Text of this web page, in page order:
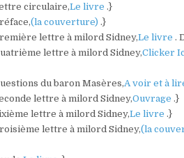
circulaire,Le livre .}
(la couverture) .}
lettre à milord Sidney,Le livre .
lettre à milord Sidney,Clicker
du baron Masères,A voir et à
lettre à milord Sidney,Ouvrage .}
lettre à milord Sidney,Le livre .}
lettre à milord Sidney,(la